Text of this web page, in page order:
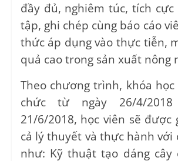
đầy đủ, nghiêm túc, tích
tập, ghi chép cùng báo cáo
thức áp dụng vào thực tiễn,
quả cao trong sản xuất nông
Theo chương trình, khóa
chức từ ngày 26/4/
21/6/2018, học viên sẽ được
cả lý thuyết và thực hành với
như: Kỹ thuật tạo dáng cây